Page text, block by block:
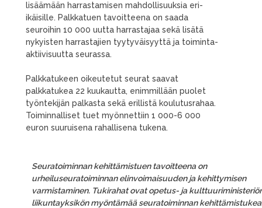
lisäämään harrastamisen mahdollisuuksia eri-
ikäisille. Palkkatuen tavoitteena on saada
seuroihin 10 000 uutta harrastajaa sekä lisätä
nykyisten harrastajien tyytyväisyyttä ja toiminta-
aktiivisuutta seurassa.
Palkkatukeen oikeutetut seurat saavat
palkkatukea 22 kuukautta, enimmillään puolet
työntekijän palkasta sekä erillistä koulutusrahaa.
Toiminnalliset tuet myönnettiin 1 000-6 000
euron suuruisena rahallisena tukena.
Seuratoiminnan kehittämistuen tavoitteena on
urheiluseuratoiminnan elinvoimaisuuden ja kehittymisen
varmistaminen. Tukirahat ovat opetus- ja
liikuntayksikön myöntämää seuratoiminnan